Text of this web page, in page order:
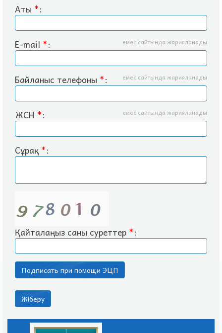
Аты *:
E-mail *: емес сайтында жарияланады
Байланыс телефоны *: емес сайтында жарияланады
ЖСН *: емес сайтында жарияланады
Сұрақ *:
Қайталаңыз саны суреттер *: